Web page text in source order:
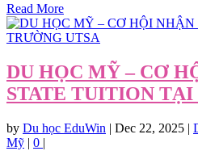
Read More
DU HỌC MỸ – CƠ
STATE TUITION
by Du học EduWin | Dec 22, 2025 |
Mỹ | 0 |